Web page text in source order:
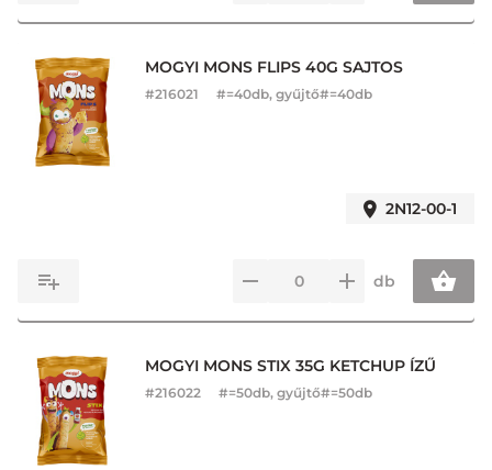
MOGYI MONS FLIPS 40G SAJTOS
#216021 #=40db, gyűjtő#=40db
2N12-00-1
db
MOGYI MONS STIX 35G KETCHUP ÍZŰ
#216022 #=50db, gyűjtő#=50db